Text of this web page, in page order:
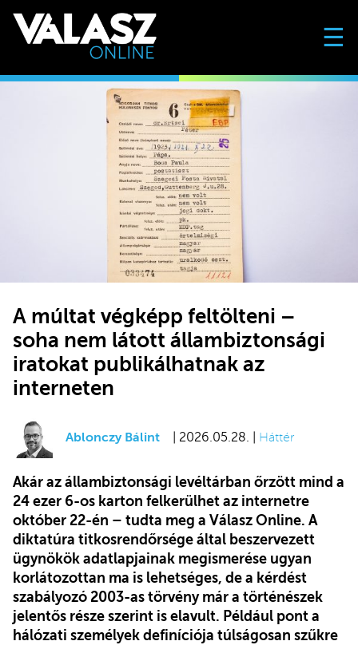
☰
A múltat végképp feltölteni –
soha nem látott állambiztonsági
iratokat publikálhatnak az
interneten
Ablonczy Bálint | 2026.05.28. | Háttér
Akár az állambiztonsági levéltárban őrzött mind a
24 ezer 6-os karton felkerülhet az internetre
október 22-én – tudta meg a Válasz Online. A
diktatúra titkosrendőrsége által beszervezett
ügynökök adatlapjainak megismerése ugyan
korlátozottan ma is lehetséges, de a kérdést
szabályozó 2003-as törvény már a történészek
jelentős része szerint is elavult. Például pont a
hálózati személyek definíciója túlságosan szűkre